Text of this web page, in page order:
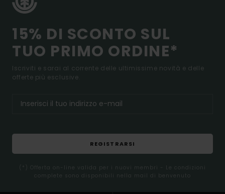
15% DI SCONTO SUL
TUO PRIMO ORDINE*
Iscriviti e sarai al corrente delle ultimissime novità e delle
offerte più esclusive.
REGISTRARSI
(*) Offerta on-line valida per i nuovi membri - Le condizioni
complete sono disponibili nella mail di benvenuto